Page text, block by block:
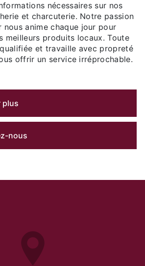
nécessaires sur nos
et charcuterie. Notre passion
anime chaque jour pour
meilleurs produits locaux. Toute
et travaille avec propreté
offrir un service irréprochable.
plus
nous